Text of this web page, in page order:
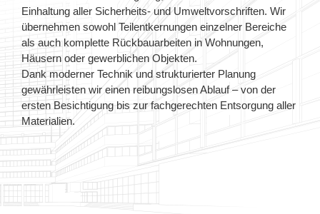
Einhaltung aller Sicherheits- und Umweltvorschriften. Wir
übernehmen sowohl Teilentkernungen einzelner Bereiche
als auch komplette Rückbauarbeiten in Wohnungen,
Häusern oder gewerblichen Objekten.
Dank moderner Technik und strukturierter Planung
gewährleisten wir einen reibungslosen Ablauf – von der
ersten Besichtigung bis zur fachgerechten Entsorgung aller
Materialien.